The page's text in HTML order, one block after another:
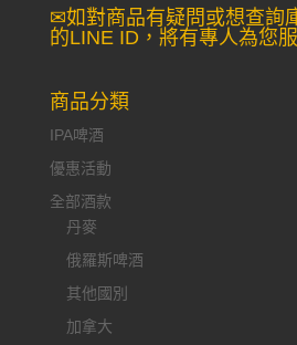
✉如對商品有疑問或想查詢
的LINE ID，將有專人為您
商品分類
IPA啤酒
優惠活動
全部酒款
丹麥
俄羅斯啤酒
其他國別
加拿大